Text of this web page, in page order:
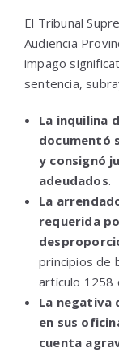
El Tribunal
Audiencia
impago
sentencia,
La inquilina
documentó
y consignó
adeudados.
La
requerida
principios de
artículo 1258
La negativa
en sus
cuenta